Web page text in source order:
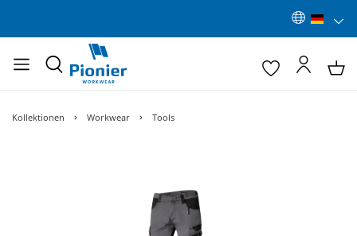
Kollektionen Workwear Tools